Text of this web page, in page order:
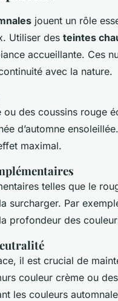
jouent un rôle
Utiliser des teintes
accueillante. Ces
avec la nature.
des coussins rouge
d’automne
maximal.
telles que le
surcharger. Par
profondeur des
il est crucial de
couleur crème ou
les couleurs